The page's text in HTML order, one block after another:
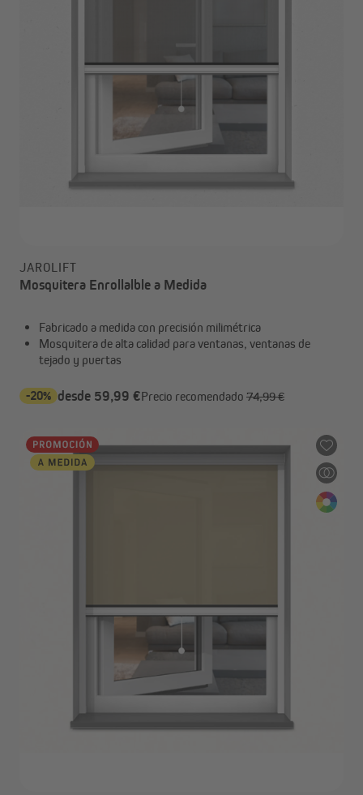
JAROLIFT
Mosquitera Enrollalble a Medida
Fabricado a medida con precisión milimétrica
Mosquitera de alta calidad para ventanas, ventanas de
tejado y puertas
-20% desde 59,99 €Precio recomendado 74,99 €